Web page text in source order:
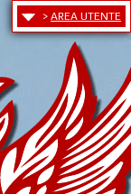
> AREA UTENTE